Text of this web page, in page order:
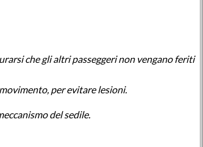
che gli altri passeggeri non vengano feriti
per evitare lesioni.
del sedile.